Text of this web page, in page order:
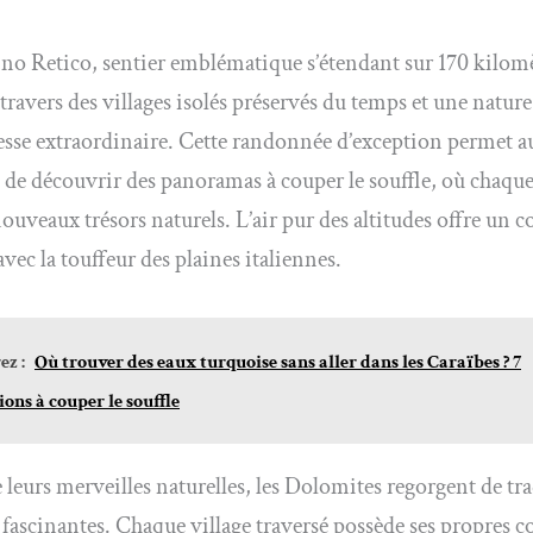
Retico, sentier emblématique s’étendant sur 170
des villages isolés préservés du temps et une
extraordinaire. Cette randonnée d’exception permet
découvrir des panoramas à couper le souffle, où
trésors naturels. L’air pur des altitudes offre un
la touffeur des plaines italiennes.
: Où trouver des eaux turquoise sans aller dans les Caraïbes ? 7
à couper le souffle
leurs merveilles naturelles, les Dolomites regorgent de
Chaque village traversé possède ses propres